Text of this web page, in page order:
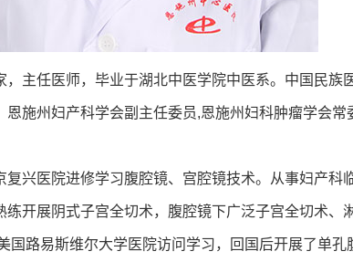
任医师，毕业于湖北中医学院中医系。中国民族
施州妇产科学会副主任委员,恩施州妇科肿瘤学会
医院进修学习腹腔镜、宫腔镜技术。从事妇产科
开展阴式子宫全切术，腹腔镜下广泛子宫全切术
路易斯维尔大学医院访问学习，回国后开展了单